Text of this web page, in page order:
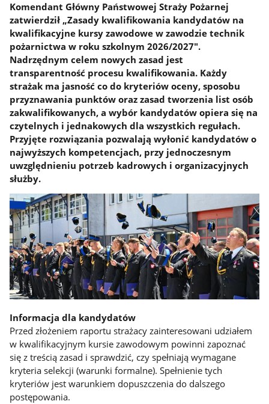
Komendant Główny Państwowej Straży Pożarnej
zatwierdził „Zasady kwalifikowania kandydatów na
kwalifikacyjne kursy zawodowe w zawodzie technik
pożarnictwa w roku szkolnym 2026/2027".
Nadrzędnym celem nowych zasad jest
transparentność procesu kwalifikowania. Każdy
strażak ma jasność co do kryteriów oceny, sposobu
przyznawania punktów oraz zasad tworzenia list osób
zakwalifikowanych, a wybór kandydatów opiera się na
czytelnych i jednakowych dla wszystkich regułach.
Przyjęte rozwiązania pozwalają wyłonić kandydatów o
najwyższych kompetencjach, przy jednoczesnym
uwzględnieniu potrzeb kadrowych i organizacyjnych
służby.
Informacja dla kandydatów
Przed złożeniem raportu strażacy zainteresowani udziałem
w kwalifikacyjnym kursie zawodowym powinni zapoznać
się z treścią zasad i sprawdzić, czy spełniają wymagane
kryteria selekcji (warunki formalne). Spełnienie tych
kryteriów jest warunkiem dopuszczenia do dalszego
postępowania.